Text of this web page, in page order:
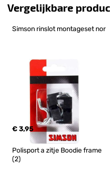
Vergelijkbare
Simson rinslot montageset nor
€ 3,95
Polisport a zitje Boodie frame
(2)